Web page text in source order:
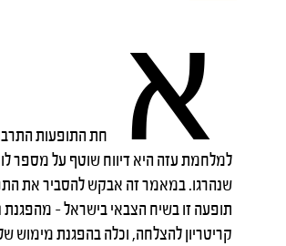
א
חת התופעות
למלחמת עזה היא דיווח שוטף על מספר
שנהרגו. במאמר זה אבקש להסביר את
תופעה זו בשיח הצבאי בישראל – מהפגנת
קריטריון להצלחה, וכלה בהפגנת מימוש